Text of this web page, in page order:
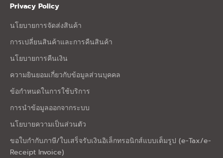
Privacy Policy
นโยบายการจัดส่งสินค้า
การเปลี่ยนสินค้าและการคืนสินค้า
นโยบายการคืนเงิน
ความยินยอมเกี่ยวกับข้อมูลส่วนบุคคล
ข้อกำหนดในการใช้บริการ
การนำข้อมูลออกจากระบบ
นโยบายความเป็นส่วนตัว
ขอใบกำกับภาษี/ใบเสร็จรับเงินอิเล็กทรอนิกส์แบบเต็มรูป (e-Tax/e-
Receipt Invoice)